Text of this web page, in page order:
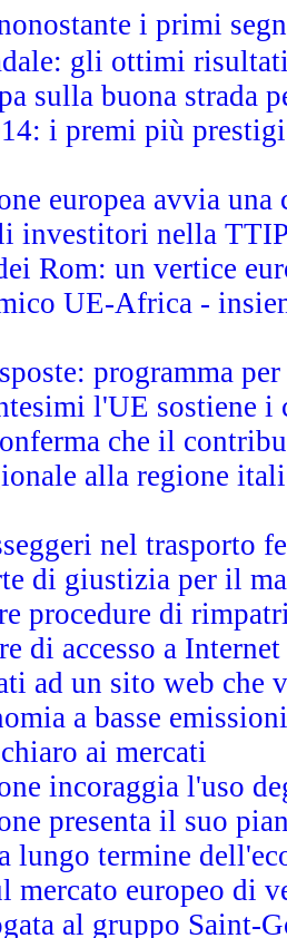
i primi
gli ottimi
sulla buona strada
i premi più
europea avvia
investitori nella
Rom: un vertice
UE-Africa -
programma
l'UE sostiene
che il
alla regione
nel trasporto
di giustizia per il
procedure di
di accesso a
ad un sito web che
a basse
ai mercati
incoraggia l'uso
presenta il suo
lungo termine
mercato europeo
al gruppo